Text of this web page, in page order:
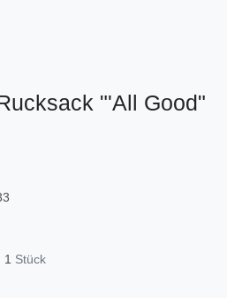
"'All Good"
1 Stück